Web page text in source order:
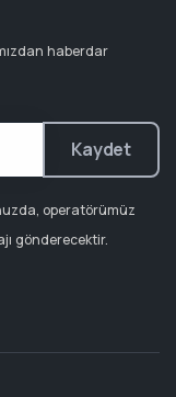
haberdar
Kaydet
operatörümüz
gönderecektir.